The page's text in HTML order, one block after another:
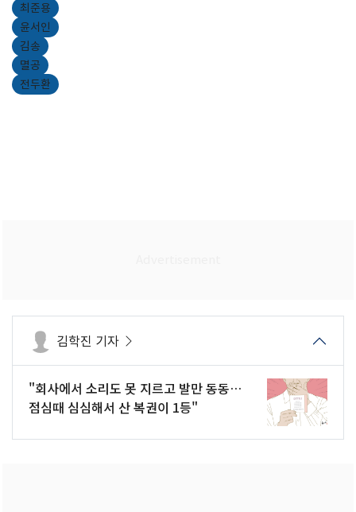
최준용
윤서인
김송
멸공
전두환
김학진 기자
"회사에서 소리도 못 지르고 발만 동동…
점심때 심심해서 산 복권이 1등"